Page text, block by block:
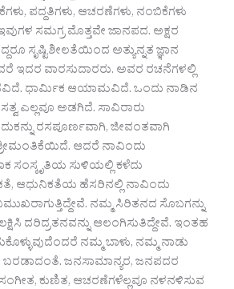
ಪದ್ದತಿಗಳು, ಆಚರಣೆಗಳು, ನಂಬಿಕೆಗಳು
ಸಮಗ್ರ ಮೊತ್ತವೇ ಜಾನಪದ. ಅಕ್ಷರ
ಸೃಷ್ಟಿಶೀಲತೆಯಿಂದ ಅತ್ಯುನ್ನತ ಜ್ಞಾನ
ಇದರ ವಾರಸುದಾರರು. ಅವರ ರಚನೆಗಳಲ್ಲಿ
ಧಾರ್ಮಿಕ ಆಯಾಮವಿದೆ. ಒಂದು ನಾಡಿನ
ಎಲ್ಲವೂ ಅಡಗಿದೆ. ಸಾವಿರಾರು
ರಸಪೂರ್ಣವಾಗಿ, ಜೀವಂತವಾಗಿ
ಆದರೆ ನಾವಿಂದು
ಸಂಸ್ಕೃತಿಯ ಸುಳಿಯಲ್ಲಿ ಕಳೆದು
ಆಧುನಿಕತೆಯ ಹೆಸರಿನಲ್ಲಿ ನಾವಿಂದು
ನಮ್ಮ ಸಿರಿತನದ ಸೊಬಗನ್ನು
ದರಿದ್ರತನವನ್ನು ಆಲಂಗಿಸುತಿದ್ದೇವೆ. ಇಂತಹ
ನಮ್ಮ ಬಾಳು, ನಮ್ಮ ನಾಡು
ಬರಡಾದಂತೆ. ಜನಸಾಮಾನ್ಯರ, ಜನಪದರ
ಸಂಗೀತ, ಕುಣಿತ, ಆಚರಣೆಗಳೆಲ್ಲವೂ ನಳನಳಿಸುವ